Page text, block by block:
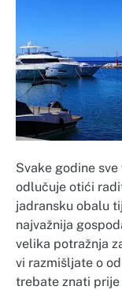
Svake godine
odlučuje otići
jadransku obalu
najvažnija
velika potražnja
vi razmišljate o
trebate znati